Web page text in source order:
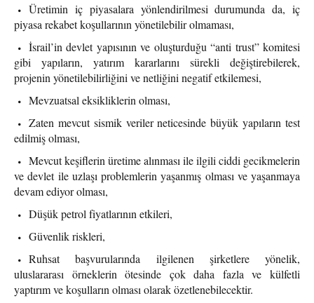
Üretimin iç piyasalara yönlendirilmesi durumunda da, iç
piyasa rekabet koşullarının yönetilebilir olmaması,
İsrail’in devlet yapısının ve oluşturduğu “anti trust” komitesi
gibi yapıların, yatırım kararlarını sürekli değiştirebilerek,
projenin yönetilebilirliğini ve netliğini negatif etkilemesi,
Mevzuatsal eksikliklerin olması,
Zaten mevcut sismik veriler neticesinde büyük yapıların test
edilmiş olması,
Mevcut keşiflerin üretime alınması ile ilgili ciddi gecikmelerin
ve devlet ile uzlaşı problemlerin yaşanmış olması ve yaşanmaya
devam ediyor olması,
Düşük petrol fiyatlarının etkileri,
Güvenlik riskleri,
Ruhsat başvurularında ilgilenen şirketlere yönelik,
uluslararası örneklerin ötesinde çok daha fazla ve külfetli
yaptırım ve koşulların olması olarak özetlenebilecektir.